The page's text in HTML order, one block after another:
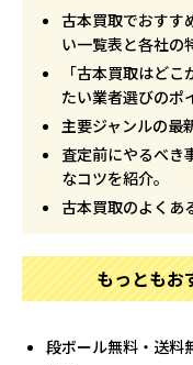
古本買取でおすす
い一覧表と各社の
「古本買取はど
たい業者選びのポ
主要ジャンルの最
査定前にやるべき
なコツを紹介。
古本買取のよくあ
もっともお
段ボール無料・送料